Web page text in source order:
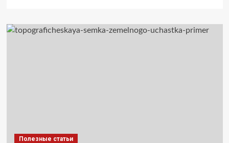
Основные
преимущества
Полезные статьи